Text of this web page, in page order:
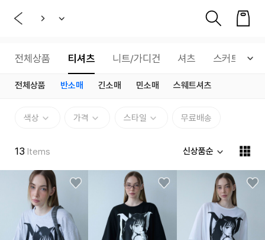
전체상품 티셔츠 니트/가디건 셔츠 스커트
전체상품 반소매 긴소매 민소매 스웨트셔츠
색상 가격 스타일 무료배송
13 Items 신상품순